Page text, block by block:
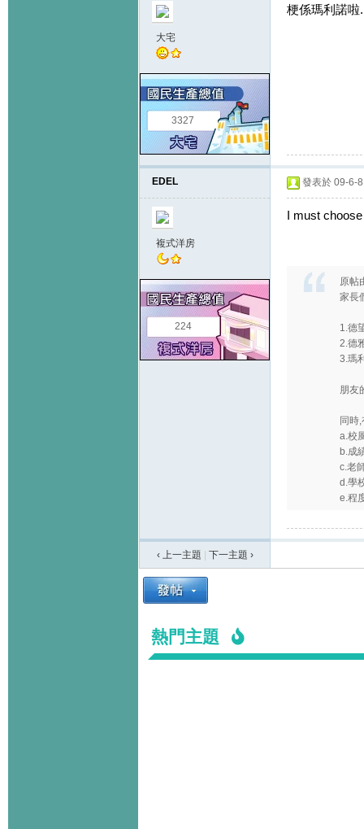
大宅
3327
梗係瑪利諾啦.
EDEL
複式洋房
224
發表於 09-6-
I must
原帖
家長
1.德
2.德
3.瑪
朋友
同時
a.校
b.成
c.老
d.學
e.程
‹ 上一主題 下一主題 ›
熱門主題